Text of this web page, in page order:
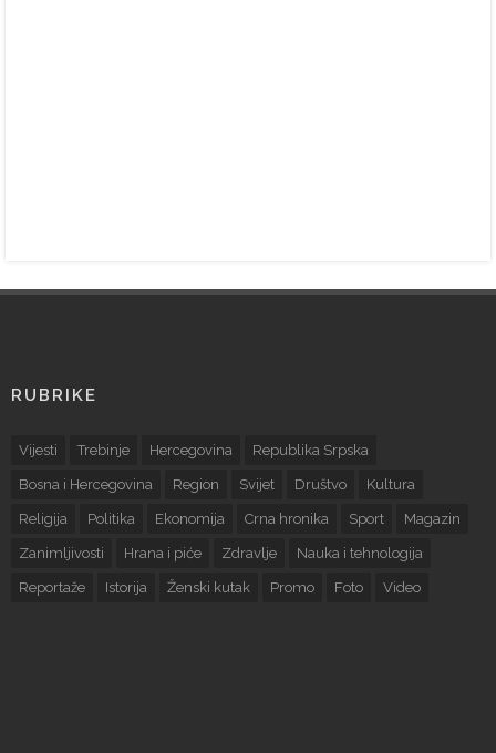
RUBRIKE
Vijesti Trebinje Hercegovina Republika Srpska
Bosna i Hercegovina Region Svijet Društvo Kultura
Religija Politika Ekonomija Crna hronika Sport Magazin
Zanimljivosti Hrana i piće Zdravlje Nauka i tehnologija
Reportaže Istorija Ženski kutak Promo Foto Video